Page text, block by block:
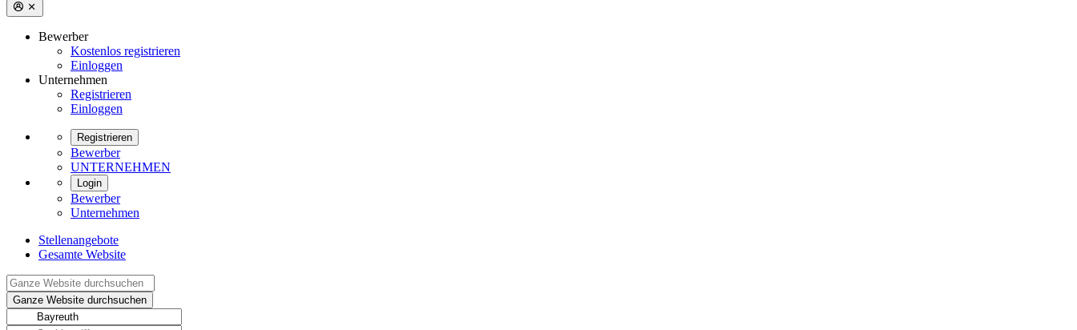
Bewerber
Kostenlos registrieren
Einloggen
Unternehmen
Registrieren
Einloggen
Registrieren
Bewerber
UNTERNEHMEN
Login
Bewerber
Unternehmen
Stellenangebote
Gesamte Website